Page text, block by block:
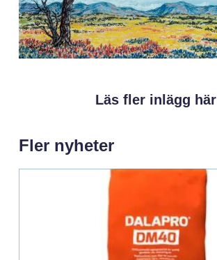
Läs fler inlägg här
Fler nyheter